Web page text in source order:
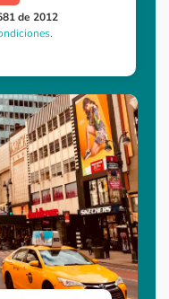
de 2012
.